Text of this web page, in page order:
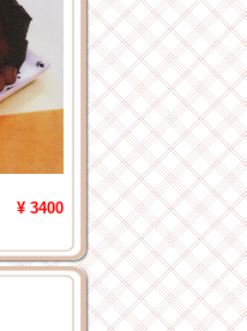
¥ 3400